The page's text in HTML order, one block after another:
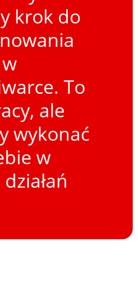
krok do
To
ale
wykonać
w